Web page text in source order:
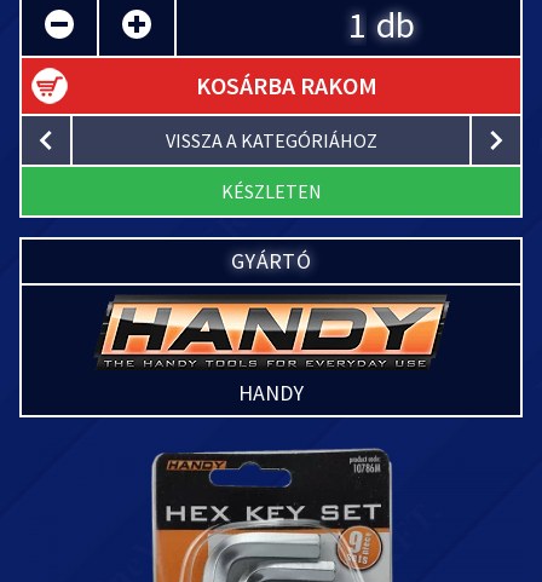
db
KOSÁRBA RAKOM
VISSZA A KATEGÓRIÁHOZ
KÉSZLETEN
GYÁRTÓ
HANDY